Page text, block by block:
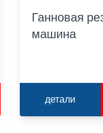
Ганновая
машина
детали